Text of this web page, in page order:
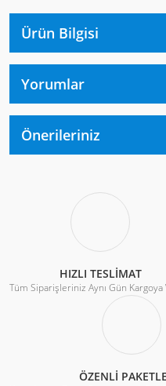
Ürün Bilgisi
Yorumlar
Önerileriniz
HIZLI TESLİMAT
Tüm Siparişleriniz Aynı Gün
ÖZENLİ